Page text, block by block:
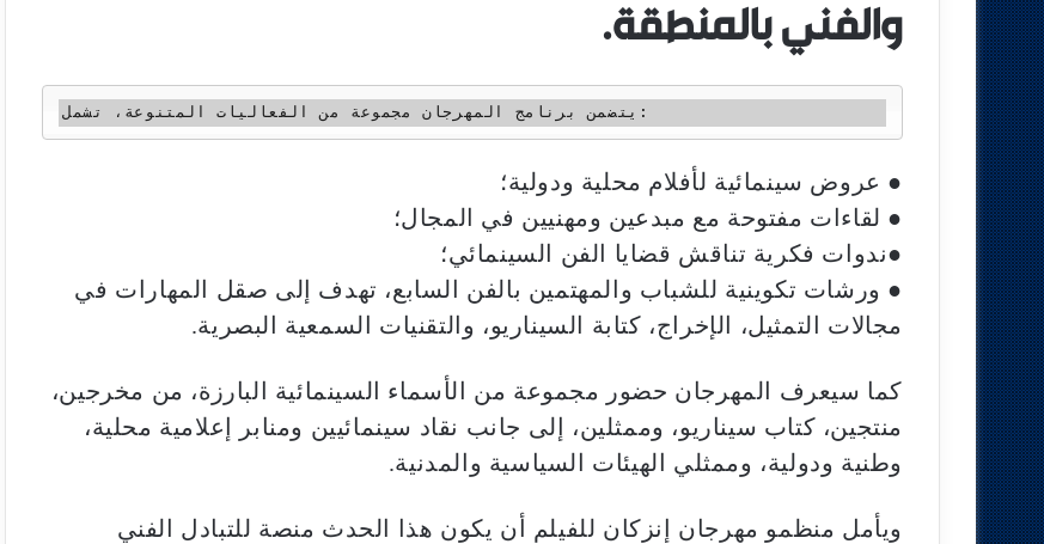
والفني بالمنطقة.
يتضمن برنامج المهرجان مجموعة من الفعاليات المتنوعة، تشمل:
● عروض سينمائية لأفلام محلية ودولية؛
● لقاءات مفتوحة مع مبدعين ومهنيين في المجال؛
●ندوات فكرية تناقش قضايا الفن السينمائي؛
● ورشات تكوينية للشباب والمهتمين بالفن السابع، تهدف إلى صقل المهارات في
مجالات التمثيل، الإخراج، كتابة السيناريو، والتقنيات السمعية البصرية.
كما سيعرف المهرجان حضور مجموعة من الأسماء السينمائية البارزة، من مخرجين،
منتجين، كتاب سيناريو، وممثلين، إلى جانب نقاد سينمائيين ومنابر إعلامية محلية،
وطنية ودولية، وممثلي الهيئات السياسية والمدنية.
ويأمل منظمو مهرجان إنزكان للفيلم أن يكون هذا الحدث منصة للتبادل الفني